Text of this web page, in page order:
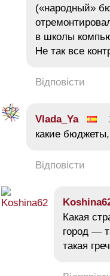
(«народный»
в школы
Не так все
Відповісти
Vlada_Ya
какие бюджеты,
Відповісти
Какая
город —
такая